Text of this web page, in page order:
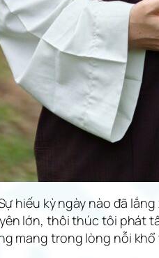
hiếu kỳ ngày nào đã
lớn, thôi thúc tôi
mang trong lòng nỗi